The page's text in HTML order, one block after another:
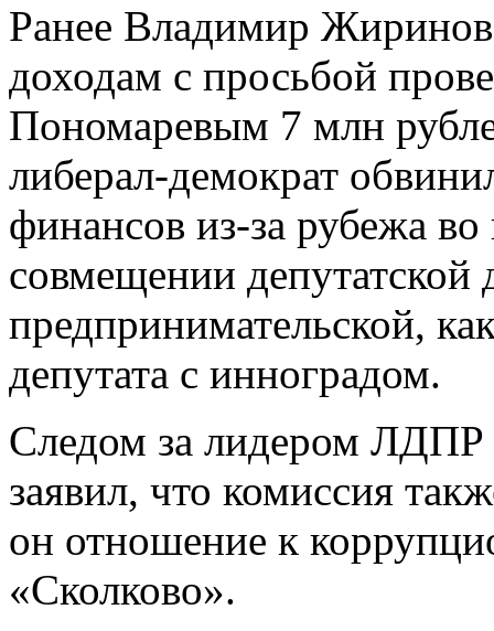
Ранее Владимир
доходам с просьбой
Пономаревым 7 млн
либерал-демократ
финансов из-за рубежа
совмещении депутатской
предпринимательской,
депутата с инноградом.
Следом за лидером ЛДПР
заявил, что комиссия
он отношение к
«Сколково».